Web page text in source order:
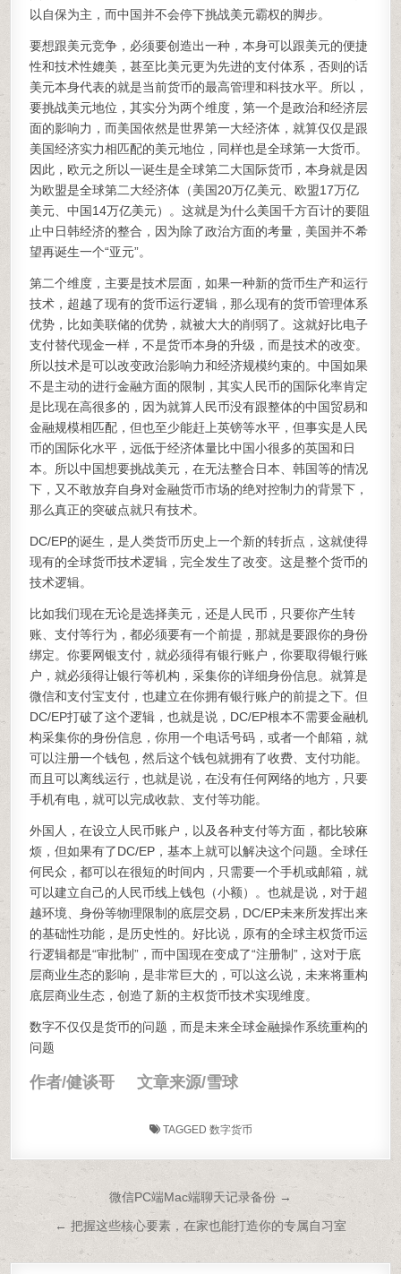
以自保为主，而中国并不会停下挑战美元霸权的脚步。
要想跟美元竞争，必须要创造出一种，本身可以跟美元的便捷
性和技术性媲美，甚至比美元更为先进的支付体系，否则的话
美元本身代表的就是当前货币的最高管理和科技水平。所以，
要挑战美元地位，其实分为两个维度，第一个是政治和经济层
面的影响力，而美国依然是世界第一大经济体，就算仅仅是跟
美国经济实力相匹配的美元地位，同样也是全球第一大货币。
因此，欧元之所以一诞生是全球第二大国际货币，本身就是因
为欧盟是全球第二大经济体（美国20万亿美元、欧盟17万亿
美元、中国14万亿美元）。这就是为什么美国千方百计的要阻
止中日韩经济的整合，因为除了政治方面的考量，美国并不希
望再诞生一个“亚元”。
第二个维度，主要是技术层面，如果一种新的货币生产和运行
技术，超越了现有的货币运行逻辑，那么现有的货币管理体系
优势，比如美联储的优势，就被大大的削弱了。这就好比电子
支付替代现金一样，不是货币本身的升级，而是技术的改变。
所以技术是可以改变政治影响力和经济规模约束的。中国如果
不是主动的进行金融方面的限制，其实人民币的国际化率肯定
是比现在高很多的，因为就算人民币没有跟整体的中国贸易和
金融规模相匹配，但也至少能赶上英镑等水平，但事实是人民
币的国际化水平，远低于经济体量比中国小很多的英国和日
本。所以中国想要挑战美元，在无法整合日本、韩国等的情况
下，又不敢放弃自身对金融货币市场的绝对控制力的背景下，
那么真正的突破点就只有技术。
DC/EP的诞生，是人类货币历史上一个新的转折点，这就使得
现有的全球货币技术逻辑，完全发生了改变。这是整个货币的
技术逻辑。
比如我们现在无论是选择美元，还是人民币，只要你产生转
账、支付等行为，都必须要有一个前提，那就是要跟你的身份
绑定。你要网银支付，就必须得有银行账户，你要取得银行账
户，就必须得让银行等机构，采集你的详细身份信息。就算是
微信和支付宝支付，也建立在你拥有银行账户的前提之下。但
DC/EP打破了这个逻辑，也就是说，DC/EP根本不需要金融机
构采集你的身份信息，你用一个电话号码，或者一个邮箱，就
可以注册一个钱包，然后这个钱包就拥有了收费、支付功能。
而且可以离线运行，也就是说，在没有任何网络的地方，只要
手机有电，就可以完成收款、支付等功能。
外国人，在设立人民币账户，以及各种支付等方面，都比较麻
烦，但如果有了DC/EP，基本上就可以解决这个问题。全球任
何民众，都可以在很短的时间内，只需要一个手机或邮箱，就
可以建立自己的人民币线上钱包（小额）。也就是说，对于超
越环境、身份等物理限制的底层交易，DC/EP未来所发挥出来
的基础性功能，是历史性的。好比说，原有的全球主权货币运
行逻辑都是“审批制”，而中国现在变成了“注册制”，这对于底
层商业生态的影响，是非常巨大的，可以这么说，未来将重构
底层商业生态，创造了新的主权货币技术实现维度。
数字不仅仅是货币的问题，而是未来全球金融操作系统重构的
问题
作者/健谈哥 文章来源/雪球
TAGGED 数字货币
文章导航微信PC端Mac端聊天记录备份 →
← 把握这些核心要素，在家也能打造你的专属自习室